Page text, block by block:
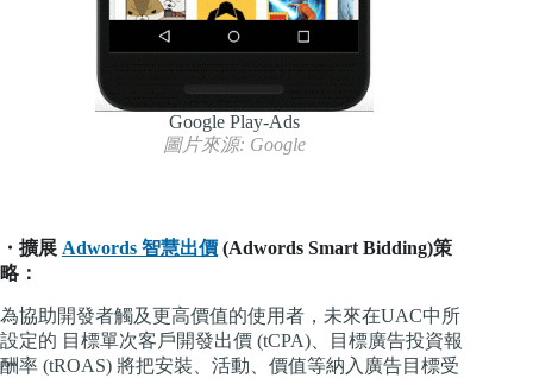
Google Play-Ads
圖片來源: Google
・擴展 Adwords 智慧出價 (Adwords Smart Bidding)策
略：
為協助開發者觸及更高價值的使用者，未來在UAC中所
設定的 目標單次客戶開發出價 (tCPA)、目標廣告投資報
酬率 (tROAS) 將把安裝、活動、價值等納入廣告目標受